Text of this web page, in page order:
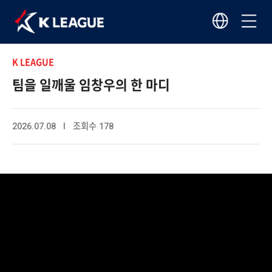
K LEAGUE
팀을 일깨울 임창우의 한 마디
2026.07.08 I 조회수 178